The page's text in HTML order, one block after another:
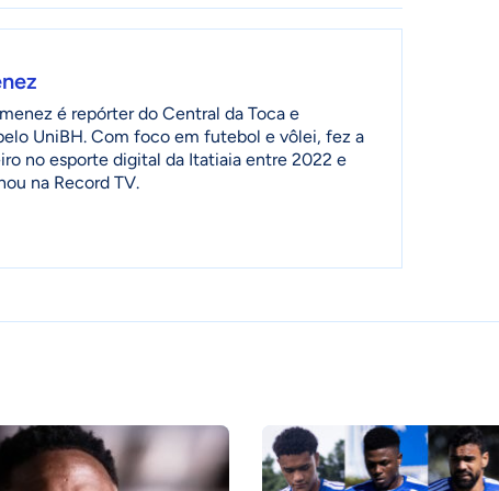
é repórter do Central da Toca e
UniBH. Com foco em futebol e vôlei, fez a
no esporte digital da Itatiaia entre 2022 e
na Record TV.